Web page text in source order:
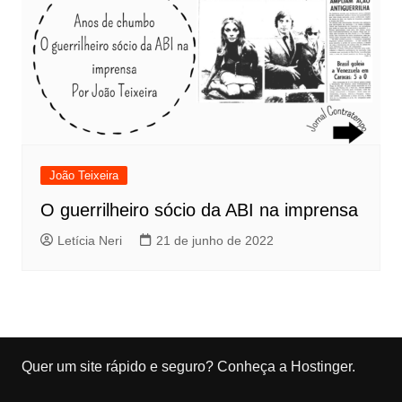
João Teixeira
O guerrilheiro sócio da ABI na imprensa
Letícia Neri 21 de junho de 2022
Quer um site rápido e seguro? Conheça a Hostinger.